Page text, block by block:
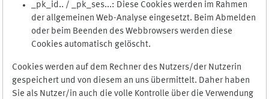
_pk_id.. / _pk_ses...: Diese Cookies werden im Rahmen
der allgemeinen Web-Analyse eingesetzt. Beim Abmelden
oder beim Beenden des Webbrowsers werden diese
Cookies automatisch gelöscht.
Cookies werden auf dem Rechner des Nutzers/der Nutzerin
gespeichert und von diesem an uns übermittelt. Daher haben
Sie als Nutzer/in auch die volle Kontrolle über die Verwendung